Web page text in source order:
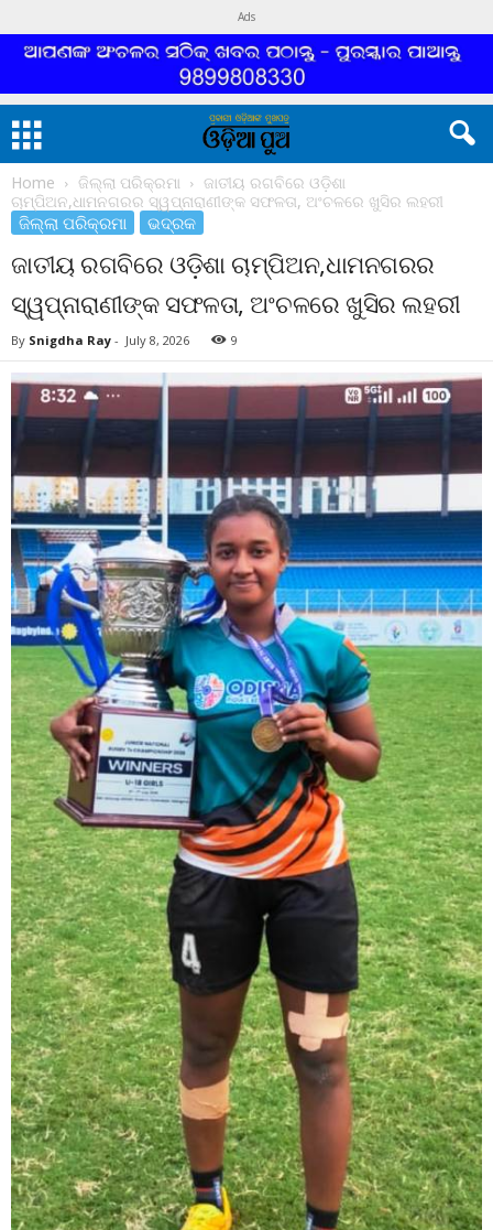
Ads
Home ଜିଲ୍ଲା ପରିକ୍ରମା
ଜାତୀୟ ରଗବିରେ ଓଡ଼ିଶା
ଚାମ୍ପିଅନ,ଧାମନଗରର ସ୍ୱପ୍ନାରାଣୀଙ୍କ ସଫଳତା, ଅଂଚଳରେ ଖୁସିର ଲହରୀ
ଜିଲ୍ଲା ପରିକ୍ରମା ଭଦ୍ରକ
ଜାତୀୟ ରଗବିରେ ଓଡ଼ିଶା ଚାମ୍ପିଅନ,ଧାମନଗରର
ସ୍ୱପ୍ନାରାଣୀଙ୍କ ସଫଳତା, ଅଂଚଳରେ ଖୁସିର ଲହରୀ
By Snigdha Ray - July 8, 2026 9